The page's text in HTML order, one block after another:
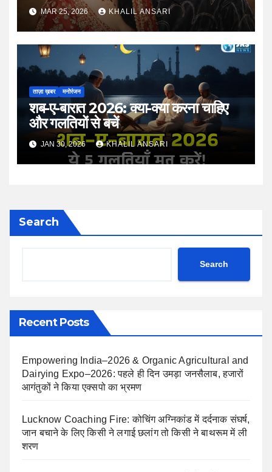
MAR 25, 2026 KHALIL ANSARI
ताज़ा ख़बर मनोरंजन
शब-ए-बारात 2026: क्या-क्या करना चाहिए
और गलतियों से बचें
JAN 30, 2026 KHALIL ANSARI
Search
Search
Recent Posts
Empowering India–2026 & Organic Agricultural and
Dairying Expo–2026: पहले ही दिन उमड़ा जनसैलाब, हजारों
आगंतुकों ने किया एक्सपो का भ्रमण
Lucknow Coaching Fire: कोचिंग अग्निकांड में दर्दनाक संघर्ष,
जान बचाने के लिए किसी ने लगाई छलांग तो किसी ने बाथरूम में ली
शरण